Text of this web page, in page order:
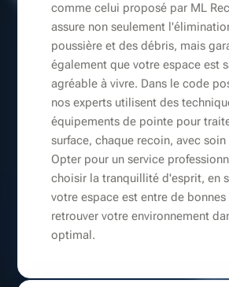
comme celui proposé par ML
assure non seulement
poussière et des débris, mais
également que votre espace est
agréable à vivre. Dans le code
nos experts utilisent des
équipements de pointe pour
surface, chaque recoin, avec
Opter pour un service
choisir la tranquillité d'esprit, en
votre espace est entre de
retrouver votre environnement
optimal.